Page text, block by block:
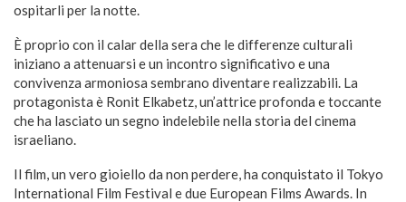
ospitarli per la notte.
È proprio con il calar della sera che le differenze culturali
iniziano a attenuarsi e un incontro significativo e una
convivenza armoniosa sembrano diventare realizzabili. La
protagonista è Ronit Elkabetz, un’attrice profonda e toccante
che ha lasciato un segno indelebile nella storia del cinema
israeliano.
Il film, un vero gioiello da non perdere, ha conquistato il Tokyo
International Film Festival e due European Films Awards. In